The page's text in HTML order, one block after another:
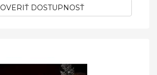
OVERIŤ DOSTUPNOSŤ